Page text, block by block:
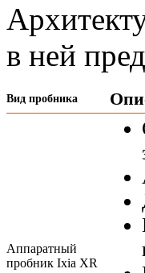
в ней
Вид пробника
Аппаратный
пробник Ixia XR